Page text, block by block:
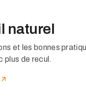
naturel
et les bonnes
plus de recul.